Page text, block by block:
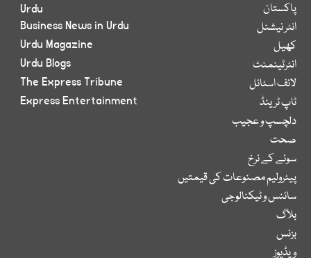
پاکستان
انٹر نیشنل
کھیل
انٹرٹینمنٹ
لائف اسٹائل
ٹاپ ٹرینڈ
دلچسپ و عجیب
صحت
سونے کے نرخ
پیٹرولیم مصنوعات کی قیمتیں
سائنس و ٹیکنالوجی
بلاگ
بزنس
ویڈیوز
Urdu
Business News in Urdu
Urdu Magazine
Urdu Blogs
The Express Tribune
Express Entertainment